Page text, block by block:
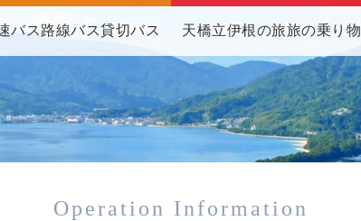
バス路線バス貸切バス 天橋立伊根の旅旅の乗り物
Operation Information